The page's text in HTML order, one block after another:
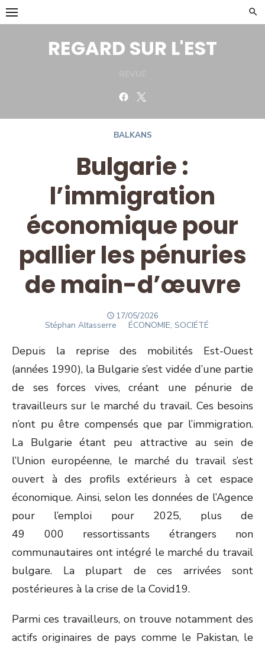
Skip
to
REGARD SUR L'EST
Facebook
BALKANS
Bulgarie :
l’immigration
économique pour
pallier les pénuries
de main-d’œuvre
POSTED
ON
17/05/2026
Author
Stéphan Altasserre ÉCONOMIE, SOCIÉTÉ
Depuis la reprise des mobilités Est-Ouest
(années 1990), la Bulgarie s’est vidée d’une partie
de ses forces vives, créant une pénurie de
travailleurs sur le marché du travail. Ces besoins
n’ont pu être compensés que par l’immigration.
La Bulgarie étant peu attractive au sein de
l’Union européenne, le marché du travail s’est
ouvert à des profils extérieurs à cet espace
économique. Ainsi, selon les données de l’Agence
pour l’emploi pour 2025, plus de
49 000 ressortissants étrangers non
communautaires ont intégré le marché du travail
bulgare. La plupart de ces arrivées sont
postérieures à la crise de la Covid19.
Parmi ces travailleurs, on trouve notamment des
actifs originaires de pays comme le Pakistan, le